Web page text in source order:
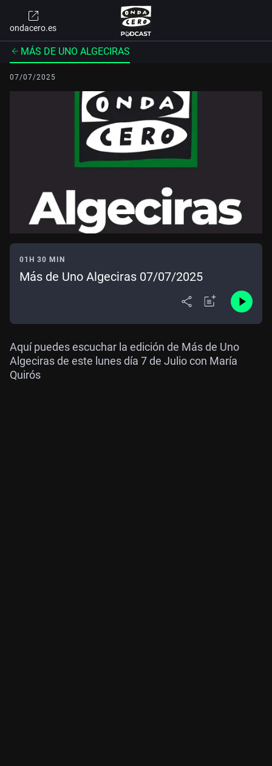
ondacero.es
MÁS DE UNO ALGECIRAS
07/07/2025
01H 30 MIN
Más de Uno Algeciras 07/07/2025
Aquí puedes escuchar la edición de Más de Uno
Algeciras de este lunes día 7 de Julio con María
Quirós